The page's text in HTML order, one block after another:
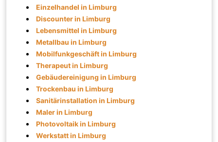
Einzelhandel in Limburg
Discounter in Limburg
Lebensmittel in Limburg
Metallbau in Limburg
Mobilfunkgeschäft in Limburg
Therapeut in Limburg
Gebäudereinigung in Limburg
Trockenbau in Limburg
Sanitärinstallation in Limburg
Maler in Limburg
Photovoltaik in Limburg
Werkstatt in Limburg